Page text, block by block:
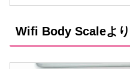
Wifi Body Scaleよ